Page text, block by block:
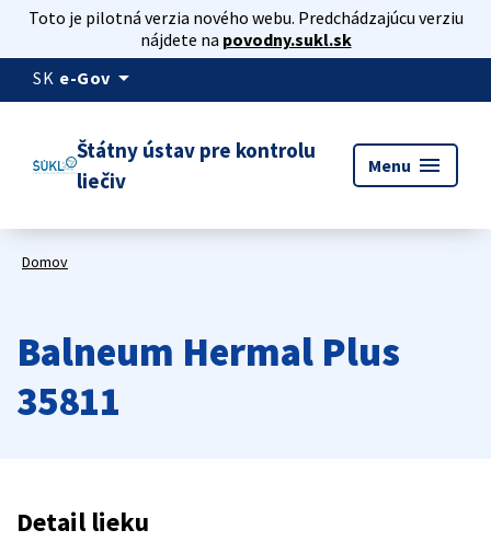
Toto je pilotná verzia nového webu. Predchádzajúcu verziu
nájdete na povodny.sukl.sk
SK e-Gov arrow_drop_down
Štátny ústav pre kontrolu
liečiv
Menu menu
Domov
Balneum Hermal Plus
35811
Detail lieku